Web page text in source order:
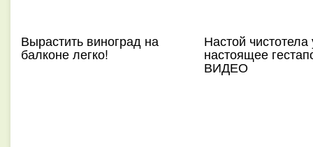
Вырастить виноград на
балконе легко!
Настой чистотела
настоящее
ВИДЕО